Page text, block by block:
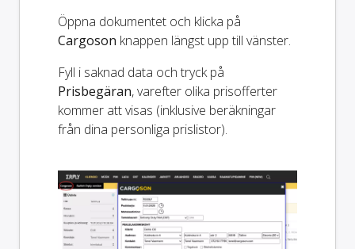
Öppna dokumentet och klicka på
Cargoson knappen längst upp till vänster.
Fyll i saknad data och tryck på
Prisbegäran, varefter olika prisofferter
kommer att visas (inklusive beräkningar
från dina personliga prislistor).